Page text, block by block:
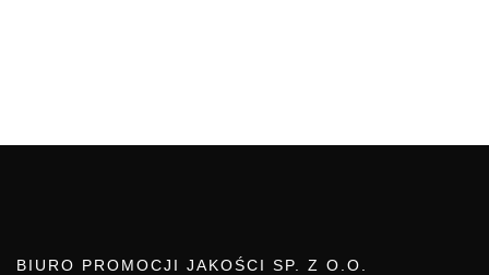
BIURO PROMOCJI JAKOŚCI SP. Z O.O.